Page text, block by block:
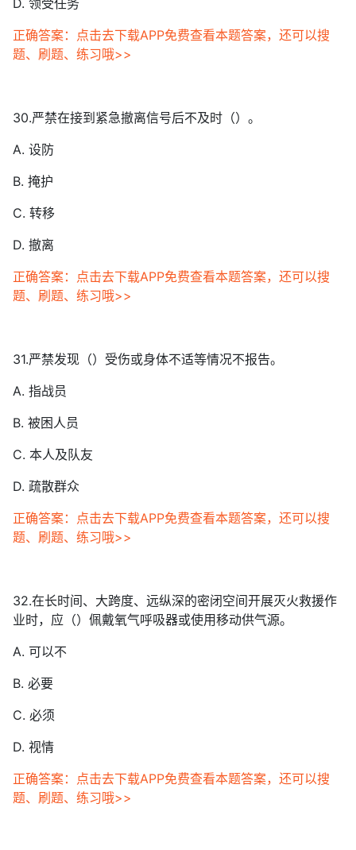
D. 领受任务
正确答案：点击去下载APP免费查看本题答案，还可以搜
题、刷题、练习哦>>
30.严禁在接到紧急撤离信号后不及时（）。
A. 设防
B. 掩护
C. 转移
D. 撤离
正确答案：点击去下载APP免费查看本题答案，还可以搜
题、刷题、练习哦>>
31.严禁发现（）受伤或身体不适等情况不报告。
A. 指战员
B. 被困人员
C. 本人及队友
D. 疏散群众
正确答案：点击去下载APP免费查看本题答案，还可以搜
题、刷题、练习哦>>
32.在长时间、大跨度、远纵深的密闭空间开展灭火救援作
业时，应（）佩戴氧气呼吸器或使用移动供气源。
A. 可以不
B. 必要
C. 必须
D. 视情
正确答案：点击去下载APP免费查看本题答案，还可以搜
题、刷题、练习哦>>